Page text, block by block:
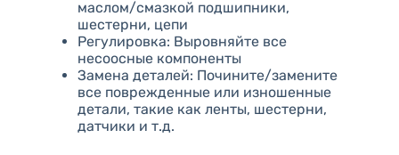
маслом/смазкой подшипники,
шестерни, цепи
Регулировка: Выровняйте все
несоосные компоненты
Замена деталей: Почините/замените
все поврежденные или изношенные
детали, такие как ленты, шестерни,
датчики и т.д.